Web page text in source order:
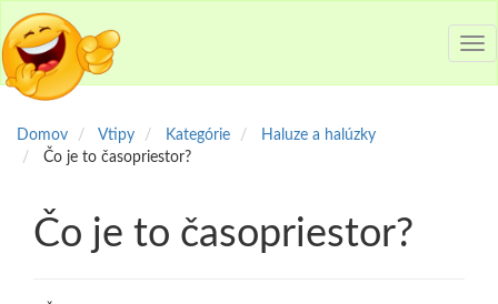
Domov Vtipy Kategórie
Haluze a halúzky
Čo je to časopriestor?
Čo je to časopriestor?